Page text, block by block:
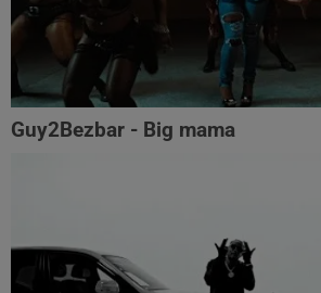
Guy2Bezbar - Big mama